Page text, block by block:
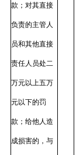
款；对其直接
负责的主管人
员和其他直接
责任人员处二
万元以上五万
元以下的罚
款；给他人造
成损害的，与